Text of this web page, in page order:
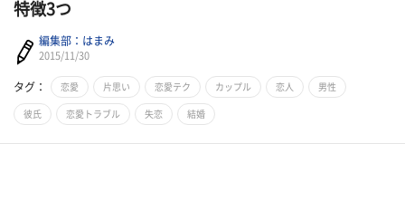
特徴3つ
編集部：はまみ
2015/11/30
タグ： 恋愛 片思い 恋愛テク カップル 恋人 男性
彼氏 恋愛トラブル 失恋 結婚